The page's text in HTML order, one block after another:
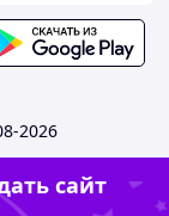
2026
сайт